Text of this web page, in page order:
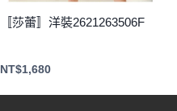
〚莎蕾〛洋裝2621263506F
NT$1,680